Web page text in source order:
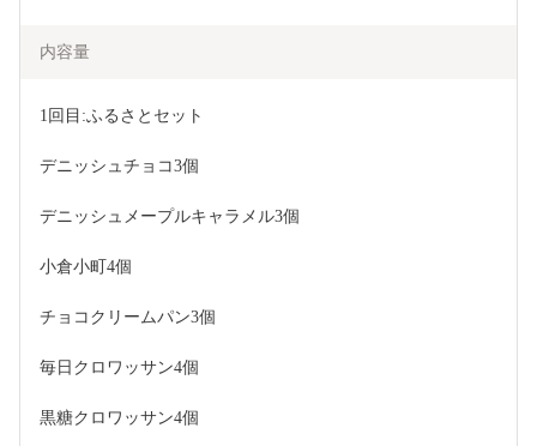
内容量
1回目:ふるさとセット
デニッシュチョコ3個
デニッシュメープルキャラメル3個
小倉小町4個
チョコクリームパン3個
毎日クロワッサン4個
黒糖クロワッサン4個